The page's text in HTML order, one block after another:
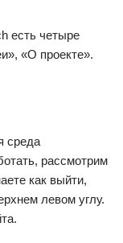
есть четыре
«О проекте».
среда
рассмотрим
как выйти,
левом углу.